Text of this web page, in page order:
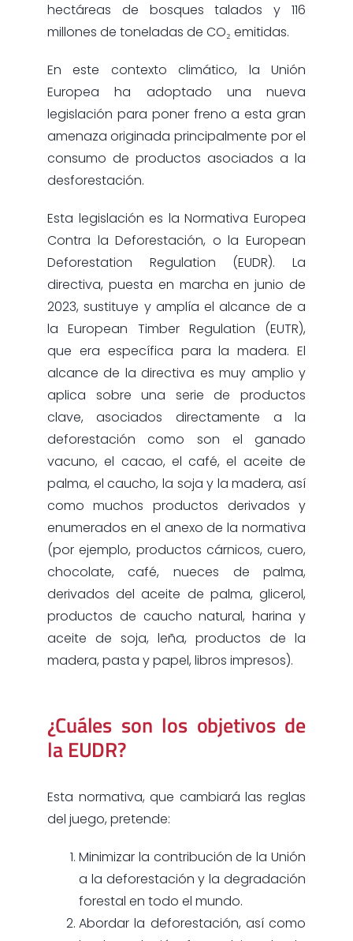
hectáreas de bosques talados y 116
millones de toneladas de CO₂ emitidas.
En este contexto climático, la Unión
Europea ha adoptado una nueva
legislación para poner freno a esta gran
amenaza originada principalmente por el
consumo de productos asociados a la
desforestación.
Esta legislación es la Normativa Europea
Contra la Deforestación, o la European
Deforestation Regulation (EUDR). La
directiva, puesta en marcha en junio de
2023, sustituye y amplía el alcance de a
la European Timber Regulation (EUTR),
que era específica para la madera. El
alcance de la directiva es muy amplio y
aplica sobre una serie de productos
clave, asociados directamente a la
deforestación como son el ganado
vacuno, el cacao, el café, el aceite de
palma, el caucho, la soja y la madera, así
como muchos productos derivados y
enumerados en el anexo de la normativa
(por ejemplo, productos cárnicos, cuero,
chocolate, café, nueces de palma,
derivados del aceite de palma, glicerol,
productos de caucho natural, harina y
aceite de soja, leña, productos de la
madera, pasta y papel, libros impresos).
¿Cuáles son los objetivos de
la EUDR?
Esta normativa, que cambiará las reglas
del juego, pretende:
Minimizar la contribución de la Unión
a la deforestación y la degradación
forestal en todo el mundo.
Abordar la deforestación, así como